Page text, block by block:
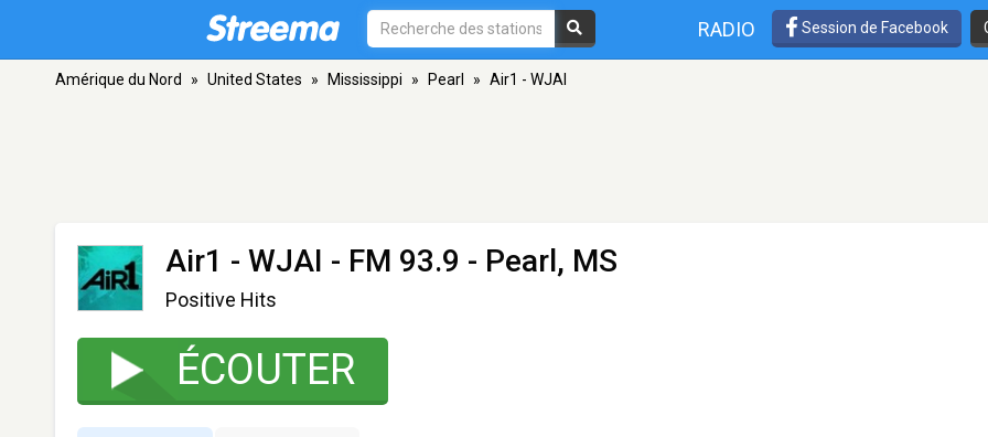
RADIO Session de Facebook
Amérique du Nord » United States » Mississippi » Pearl » Air1 - WJAI
Air1 - WJAI - FM 93.9 - Pearl, MS
Positive Hits
ÉCOUTER